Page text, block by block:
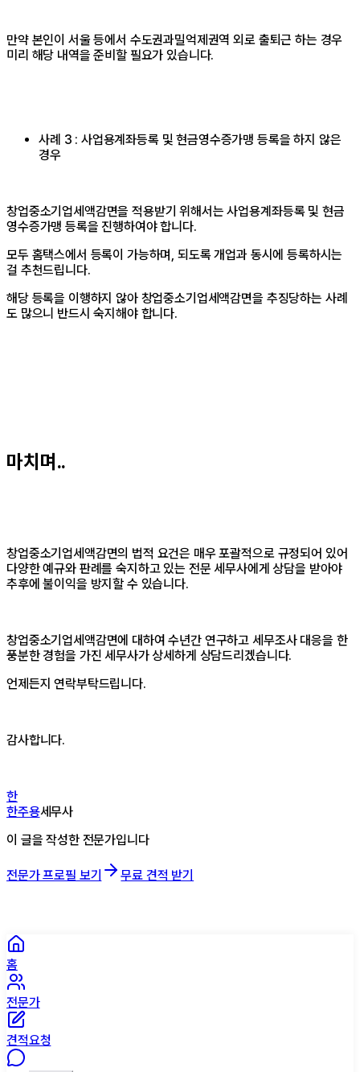
만약 본인이 서울 등에서 수도권과밀억제권역 외로 출퇴근 하는 경우
미리 해당 내역을 준비할 필요가 있습니다.
사례 3 : 사업용계좌등록 및 현금영수증가맹 등록을 하지 않은
경우
창업중소기업세액감면을 적용받기 위해서는 사업용계좌등록 및 현금
영수증가맹 등록을 진행하여야 합니다.
모두 홈택스에서 등록이 가능하며, 되도록 개업과 동시에 등록하시는
걸 추천드립니다.
해당 등록을 이행하지 않아 창업중소기업세액감면을 추징당하는 사례
도 많으니 반드시 숙지해야 합니다.
마치며..
창업중소기업세액감면의 법적 요건은 매우 포괄적으로 규정되어 있어
다양한 예규와 판례를 숙지하고 있는 전문 세무사에게 상담을 받아야
추후에 불이익을 방지할 수 있습니다.
창업중소기업세액감면에 대하여 수년간 연구하고 세무조사 대응을 한
풍분한 경험을 가진 세무사가 상세하게 상담드리겠습니다.
언제든지 연락부탁드립니다.
감사합니다.
한
한주용세무사
이 글을 작성한 전문가입니다
전문가 프로필 보기 무료 견적 받기
홈
전문가
견적요청